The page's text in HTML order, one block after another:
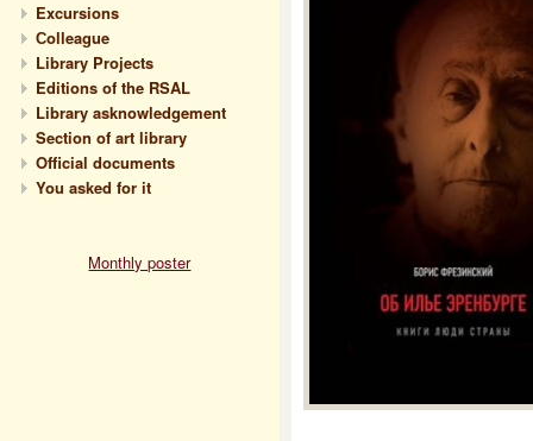
Excursions
Сolleague
Library Projects
Editions of the RSAL
Library asknowledgement
Section of art library
Official documents
You asked for it
Monthly poster